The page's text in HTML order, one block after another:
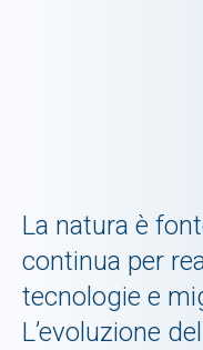
La natura è
continua per
tecnologie e
L’evoluzione